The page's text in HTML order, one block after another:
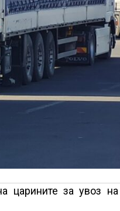
царините за увоз на